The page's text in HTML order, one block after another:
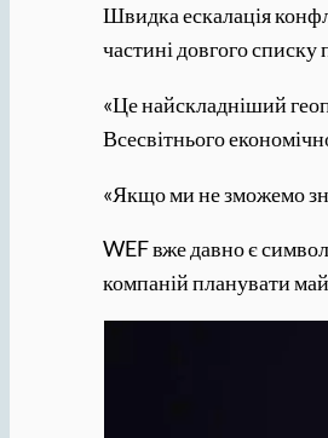
Швидка ескалація
частині довгого
«Це найскладніший
Всесвітнього
«Якщо ми не зможемо
WEF вже давно є
компаній планувати